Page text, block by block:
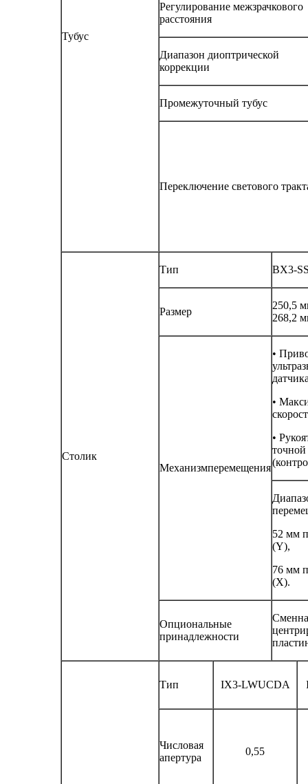
Тубус
Регулирование межзрачкового
расстояния
Диапазон диоптрической
коррекции
Промежуточный тубус
Переключение светового
Столик
Тип BX3-
Размер
250,5
268,2
Механизмперемещения
•
•
•
точной
52 мм
(Y),
76 мм
(Х).
Опциональные
принадлежности
Тип IX3-LWUCDA
Числовая
апертура
0,55